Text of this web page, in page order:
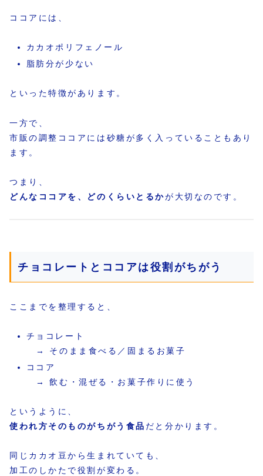
ココアには、
カカオポリフェノール
脂肪分が少ない
といった特徴があります。
一方で、
市販の調整ココアには砂糖が多く入っていることもあり
ます。
つまり、
どんなココアを、どのくらいとるかが大切なのです。
チョコレートとココアは役割がちがう
ここまでを整理すると、
チョコレート
→ そのまま食べる／固まるお菓子
ココア
→ 飲む・混ぜる・お菓子作りに使う
というように、
使われ方そのものがちがう食品 だと分かります。
同じカカオ豆から生まれていても、
加工のしかたで役割が変わる。